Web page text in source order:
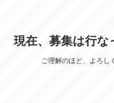
現在、募集は行な
ご理解のほど、よろし